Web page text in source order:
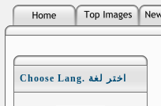
Choose Lang. اختر لغة